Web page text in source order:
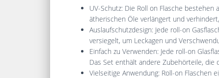
UV-Schutz: Die Roll on Flasche
ätherischen Öle verlängert und
Auslaufschutzdesign: Jede roll-on
versiegelt, um Leckagen und
Einfach zu Verwenden: Jede roll-on
Das Set enthält andere Zubehörteile,
Vielseitige Anwendung: Roll-on Flaschen